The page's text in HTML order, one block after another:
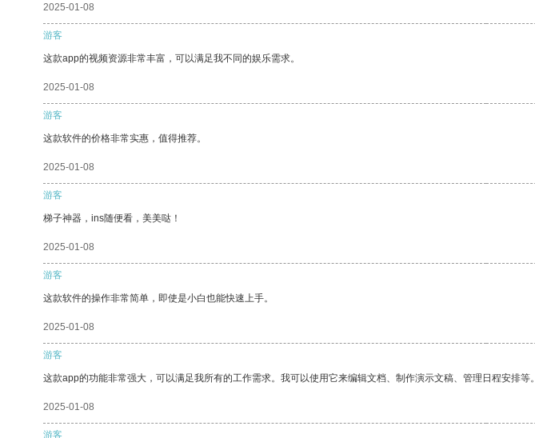
2025-01-08
游客
这款app的视频资源非常丰富，可以满足我不同的娱乐需求。
2025-01-08
游客
这款软件的价格非常实惠，值得推荐。
2025-01-08
游客
梯子神器，ins随便看，美美哒！
2025-01-08
游客
这款软件的操作非常简单，即使是小白也能快速上手。
2025-01-08
游客
这款app的功能非常强大，可以满足我所有的工作需求。我可以使用它来编辑文档、制作演示文稿、管理日程安排等。
2025-01-08
游客